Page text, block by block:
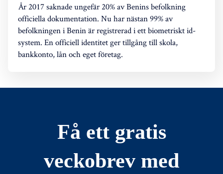
År 2017 saknade ungefär 20% av Benins befolkning
officiella dokumentation. Nu har nästan 99% av
befolkningen i Benin är registrerad i ett biometriskt id-
system. En officiell identitet ger tillgång till skola,
bankkonto, lån och eget företag.
Få ett gratis
veckobrev med